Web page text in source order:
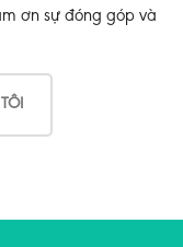
ơn sự đóng góp và